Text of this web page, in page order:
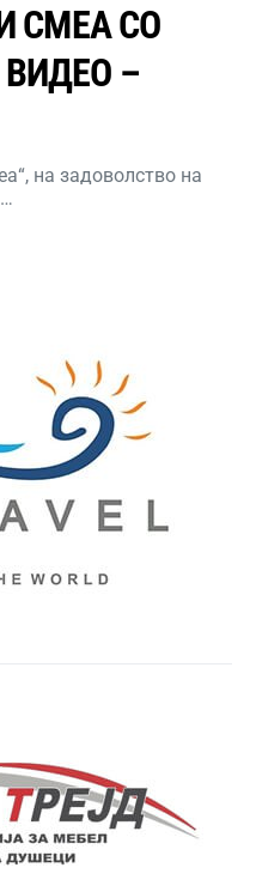
СМЕА СО
–
на задоволство на